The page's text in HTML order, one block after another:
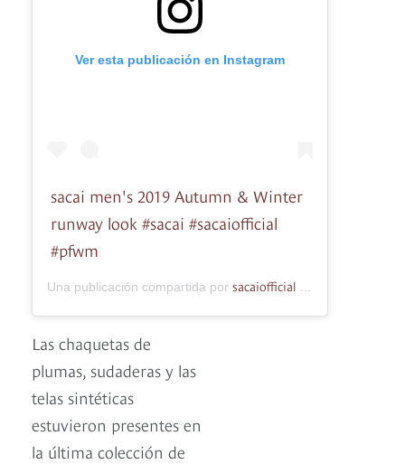
Ver esta publicación en Instagram
sacai men's 2019 Autumn & Winter
runway look #sacai #sacaiofficial
#pfwm
Una publicación compartida por sacaiofficial
Las chaquetas de
plumas, sudaderas y las
telas sintéticas
estuvieron presentes en
la última colección de